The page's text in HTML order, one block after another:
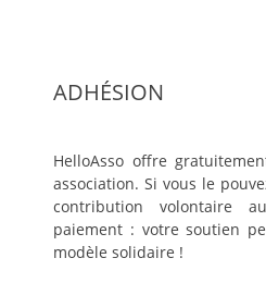
ADHÉSION
HelloAsso offre
association. Si vous le
contribution volontaire
paiement : votre soutien
modèle solidaire !